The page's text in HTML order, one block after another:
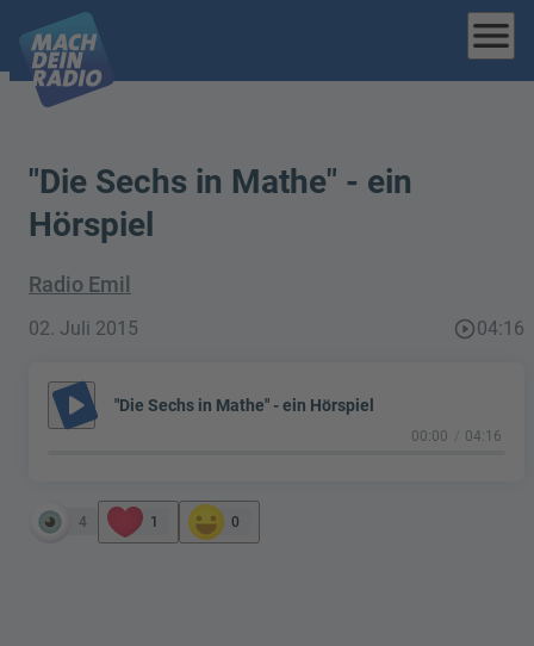
menu
"Die Sechs in Mathe" - ein
Hörspiel
Radio Emil
02. Juli 2015 play_circle_outline04:16
play_arrow "Die Sechs in Mathe" - ein Hörspiel
00:00 04:16
4 1 0